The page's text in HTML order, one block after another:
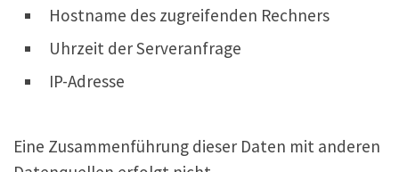
Hostname des zugreifenden Rechners
Uhrzeit der Serveranfrage
IP-Adresse
Eine Zusammenführung dieser Daten mit anderen